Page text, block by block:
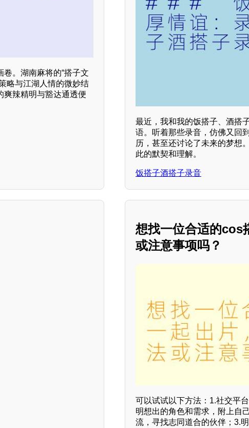
。湖南麻将的“搭子文
略与江湖人情的微妙结
爽辣精明与豁达通透便
最近，我和我的饭搭子、酒搭
语。听着那些录音，仿佛又回
历，甚至还讨论了未来的梦想
此的默契和理解。
饭搭子酒搭子录音
想找一位合适的cos
或注意事项吗？
可以试试以下方法：1.社交平
明想出的角色和需求，附上自
流，寻找志同道合的伙伴；3.